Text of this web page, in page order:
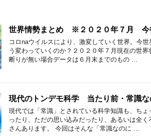
世界情勢まとめ ※２０２０年７月 今
コロnaウイルスにより、激変していく世界。今
う変わっていくのか？２０２０年７月現在の世
断りが無い場合データは６月末までのもの …
現代のトンデモ科学 当たり前・常識な
現代では「常識」とされている科学知識も、ち
ったり、ただの思い込みだったり、あるいは全
さんあります。 今回はそんな「常識なのに …